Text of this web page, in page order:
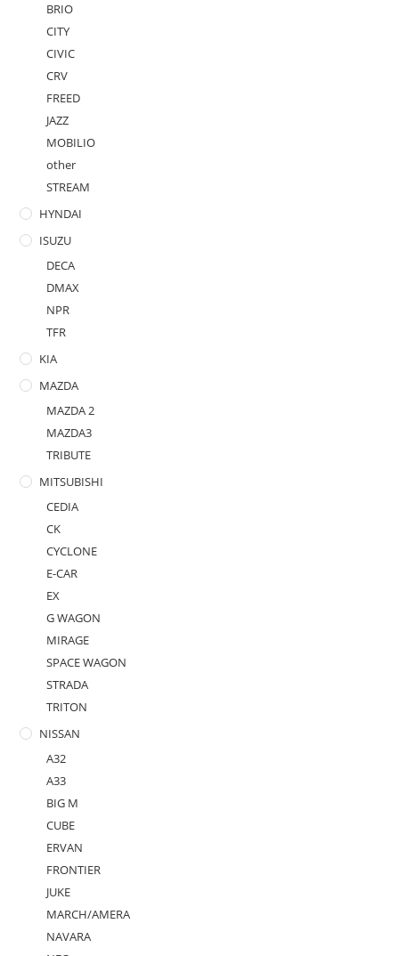
BRIO
CITY
CIVIC
CRV
FREED
JAZZ
MOBILIO
other
STREAM
HYNDAI
ISUZU
DECA
DMAX
NPR
TFR
KIA
MAZDA
MAZDA 2
MAZDA3
TRIBUTE
MITSUBISHI
CEDIA
CK
CYCLONE
E-CAR
EX
G WAGON
MIRAGE
SPACE WAGON
STRADA
TRITON
NISSAN
A32
A33
BIG M
CUBE
ERVAN
FRONTIER
JUKE
MARCH/AMERA
NAVARA